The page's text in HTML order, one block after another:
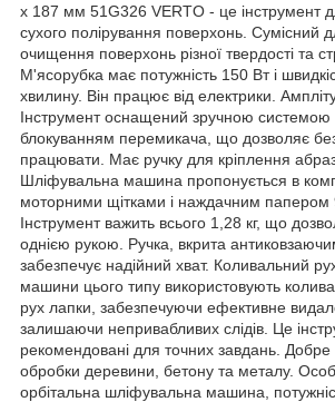
x 187 мм 51G326 VERTO - це інструмент
сухого полірування поверхонь. Сумісний
очищення поверхонь різної твердості та
М'ясорубка має потужність 150 Вт і
хвилину. Він працює від електрики.
Інструмент оснащений зручною системою
блокуванням перемикача, що дозволяє
працювати. Має ручку для кріплення
Шліфувальна машина пропонується в
моторними щітками і наждачним папером
Інструмент важить всього 1,28 кг, що
однією рукою. Ручка, вкрита
забезпечує надійний хват. Коливальний
машини цього типу використовують
рух лапки, забезпечуючи ефективне
залишаючи непривабливих слідів. Це
рекомендовані для точних завдань. Добре
обробки деревини, бетону та металу.
орбітальна шліфувальна машина,